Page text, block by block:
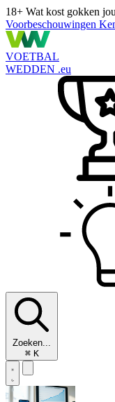
18+ Wat kost gokken
Voorbeschouwingen
VOETBAL
WEDDEN .eu
Zoeken...
⌘ K